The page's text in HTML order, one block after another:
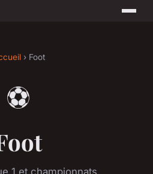
› Foot
⚽